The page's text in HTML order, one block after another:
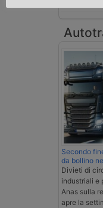
Secondo
da bollino
Divieti di
industriali e
Anas sulla
apre la